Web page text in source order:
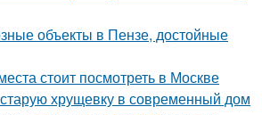
объекты в Пензе, достойные
стоит посмотреть в Москве
хрущевку в современный дом